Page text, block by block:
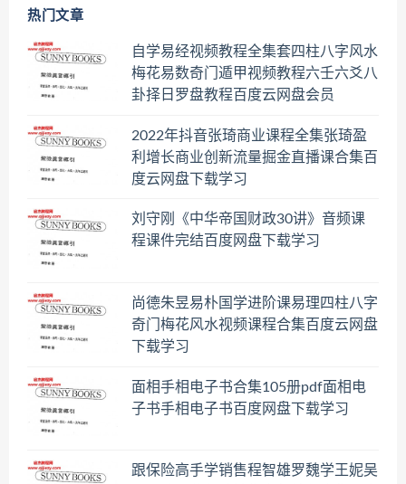
热门文章
自学易经视频教程全集套四柱八字风水
梅花易数奇门遁甲视频教程六壬六爻八
卦择日罗盘教程百度云网盘会员
2022年抖音张琦商业课程全集张琦盈
利增长商业创新流量掘金直播课合集百
度云网盘下载学习
刘守刚《中华帝国财政30讲》音频课
程课件完结百度网盘下载学习
尚德朱昱易朴国学进阶课易理四柱八字
奇门梅花风水视频课程合集百度云网盘
下载学习
面相手相电子书合集105册pdf面相电
子书手相电子书百度网盘下载学习
跟保险高手学销售程智雄罗魏学王妮吴